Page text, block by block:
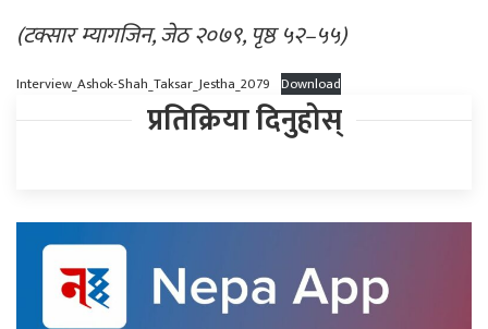
(टक्सार म्यागजिन, जेठ २०७९, पृष्ठ ५२–५५)
Interview_Ashok-Shah_Taksar_Jestha_2079 Download
प्रतिक्रिया दिनुहोस्